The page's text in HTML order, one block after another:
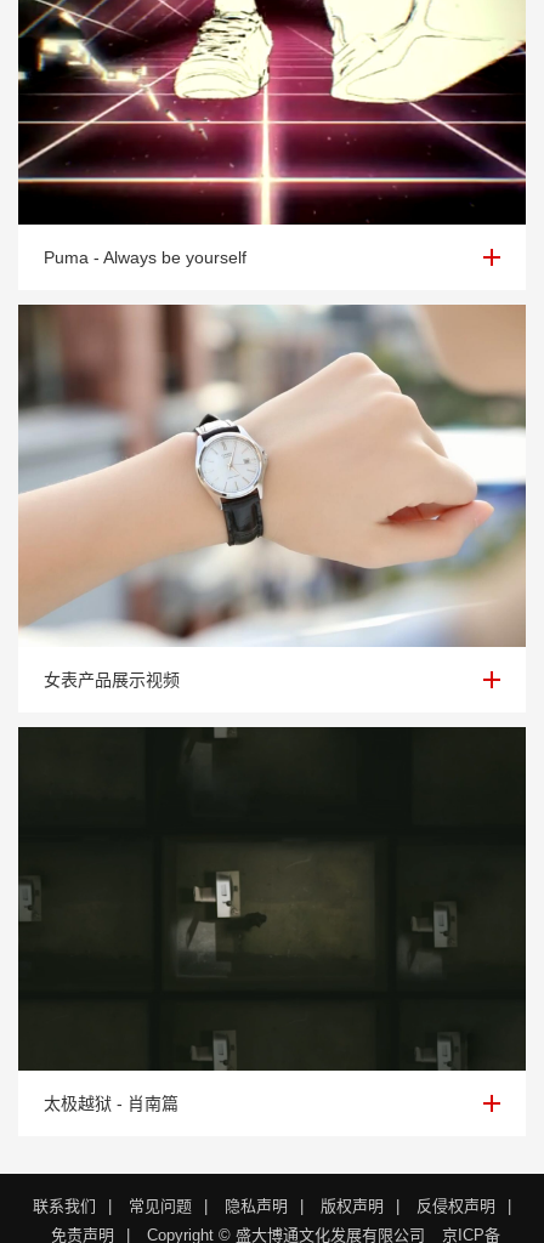
Puma - Always be yourself
Puma - Always be yourself
女表产品展示视频
女表产品展示视频
太极越狱 - 肖南篇
太极越狱 - 肖南篇
联系我们 | 常见问题 | 隐私声明 | 版权声明 | 反侵权声明
|
免责声明
| Copyright © 盛大博通文化发展有限公司 京ICP备